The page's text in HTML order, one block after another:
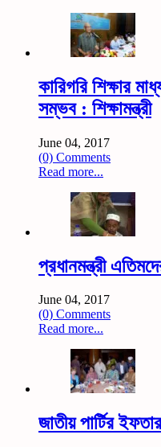
কারিগরি শিক্ষার
সম্ভব : শিক্ষামন্ত্রী
June 04, 2017
(0) Comments
Read more...
প্রধানমন্ত্রী
June 04, 2017
(0) Comments
Read more...
জাতীয় পার্টির